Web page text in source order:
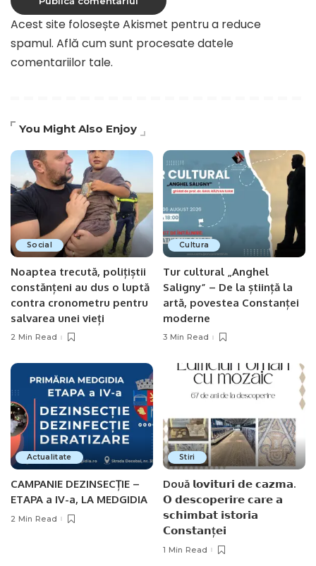
Acest site folosește Akismet pentru a reduce
spamul. Află cum sunt procesate datele
comentariilor tale.
You Might Also Enjoy
Social
Noaptea trecută, polițiștii
constănțeni au dus o luptă
contra cronometru pentru
salvarea unei vieți
2 Min Read
Cultura
Tur cultural „Anghel
Saligny” – De la știință la
artă, povestea Constanței
moderne
3 Min Read
Actualitate
CAMPANIE DEZINSECȚIE –
ETAPA a IV-a, LA MEDGIDIA
2 Min Read
Stiri
Două 𝗹𝗼𝘃𝗶𝘁𝘂𝗿𝗶 𝗱𝗲 𝗰𝗮𝘇𝗺𝗮.
𝗢 𝗱𝗲𝘀𝗰𝗼𝗽𝗲𝗿𝗶𝗿𝗲 𝗰𝗮𝗿𝗲 𝗮
𝘀𝗰𝗵𝗶𝗺𝗯𝗮𝘁 𝗶𝘀𝘁𝗼𝗿𝗶𝗮
𝗖𝗼𝗻𝘀𝘁𝗮𝗻ț𝗲𝗶
1 Min Read